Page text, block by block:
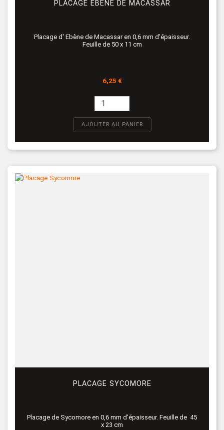
PLACAGE EBÈNE DE MACASSAR
Placage d' Ebène de Macassar en 0,6 mm d'épaisseur.
Feuille de 50 x 11 cm
Prix
6,25 €
AJOUTER AU PANIER
PLACAGE SYCOMORE
Placage de Sycomore en 0,6 mm d'épaisseur. Feuille de 45
x 23 cm